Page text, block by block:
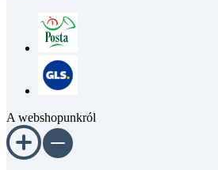
A webshopunkról